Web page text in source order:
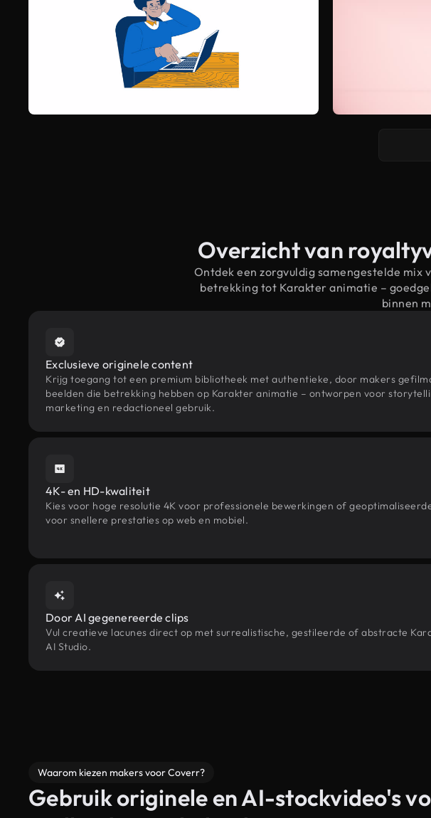
Overzicht van
Ontdek een zorgvuldig samengestelde
betrekking tot Karakter animatie –
binnen
Exclusieve originele content
Krijg toegang tot een premium bibliotheek met authentieke, door makers
beelden die betrekking hebben op Karakter animatie – ontworpen voor
marketing en redactioneel gebruik.
4K- en HD-kwaliteit
Kies voor hoge resolutie 4K voor professionele bewerkingen of
voor snellere prestaties op web en mobiel.
Door AI gegenereerde clips
Vul creatieve lacunes direct op met surrealistische, gestileerde of abstracte
AI Studio.
Waarom kiezen makers voor Coverr?
Gebruik originele en AI-stockvideo's